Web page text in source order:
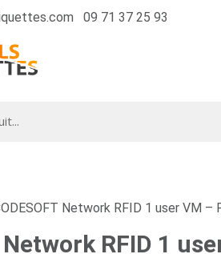
09 71 37 25 93
Network RFID 1 user VM –
Network RFID 1